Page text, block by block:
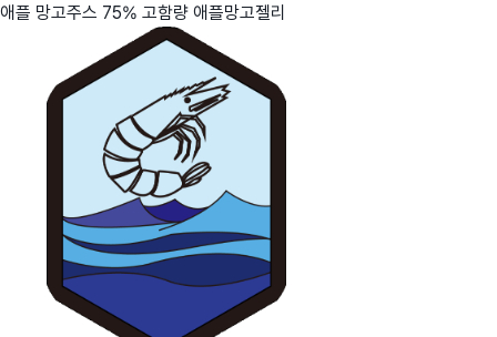
애플 망고주스 75% 고함량 애플망고젤리